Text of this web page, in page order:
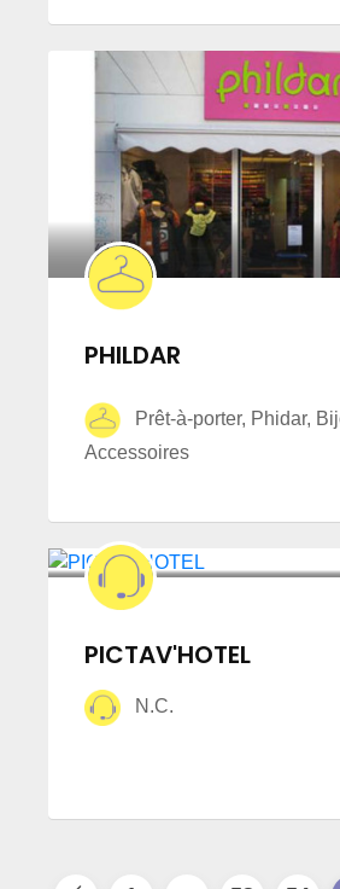
PHILDAR
Prêt-à-porter, Phidar,
Accessoires
PICTAV'HOTEL
N.C.